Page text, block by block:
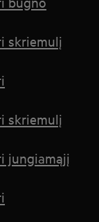
skriemulį
skriemulį
jungiamąjį